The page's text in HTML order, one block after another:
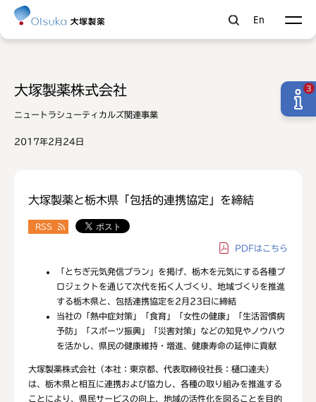
En
大塚製薬株式会社
ニュートラシューティカルズ関連事業
2017年2月24日
大塚製薬と栃木県「包括的連携協定」を締結
RSS
PDFはこちら
「とちぎ元気発信プラン」を掲げ、栃木を元気にする各種プ
ロジェクトを通じて次代を拓く人づくり、地域づくりを推進
する栃木県と、包括連携協定を2月23日に締結
当社の「熱中症対策」「食育」「女性の健康」「生活習慣病
予防」「スポーツ振興」「災害対策」などの知見やノウハウ
を活かし、県民の健康維持・増進、健康寿命の延伸に貢献
大塚製薬株式会社（本社：東京都、代表取締役社長：樋口達夫）
は、栃木県と相互に連携および協力し、各種の取り組みを推進する
ことにより、県民サービスの向上、地域の活性化を図ることを目的
3